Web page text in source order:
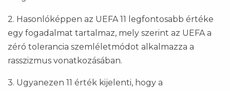
2. Hasonlóképpen az UEFA 11 legfontosabb értéke
egy fogadalmat tartalmaz, mely szerint az UEFA a
zéró tolerancia szemléletmódot alkalmazza a
rasszizmus vonatkozásában.
3. Ugyanezen 11 érték kijelenti, hogy a